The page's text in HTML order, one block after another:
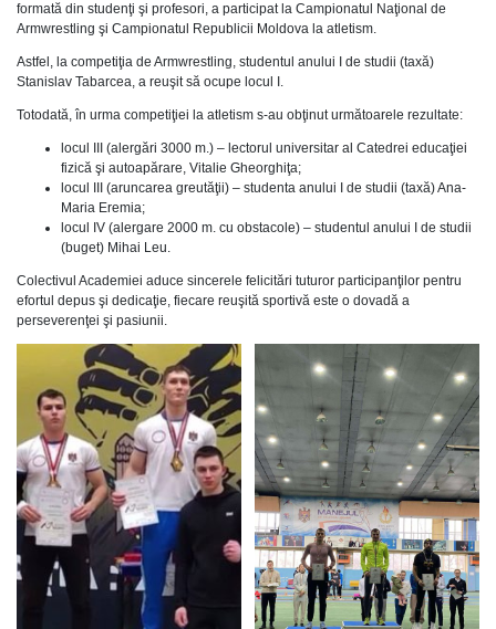
formată din studenţi şi profesori, a participat la Campionatul Naţional de
Armwrestling şi Campionatul Republicii Moldova la atletism.
Astfel, la competiţia de Armwrestling, studentul anului I de studii (taxă)
Stanislav Tabarcea, a reuşit să ocupe locul I.
Totodată, în urma competiţiei la atletism s-au obţinut următoarele rezultate:
locul III (alergări 3000 m.) – lectorul universitar al Catedrei educaţiei
fizică şi autoapărare, Vitalie Gheorghiţa;
locul III (aruncarea greutăţii) – studenta anului I de studii (taxă) Ana-
Maria Eremia;
locul IV (alergare 2000 m. cu obstacole) – studentul anului I de studii
(buget) Mihai Leu.
Colectivul Academiei aduce sincerele felicitări tuturor participanţilor pentru
efortul depus şi dedicaţie, fiecare reuşită sportivă este o dovadă a
perseverenţei şi pasiunii.